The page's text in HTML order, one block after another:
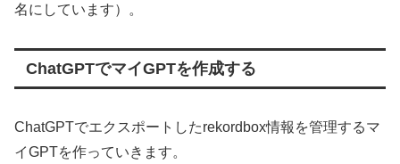
名にしています）。
ChatGPTでマイGPTを作成する
ChatGPTでエクスポートしたrekordbox情報を管理するマ
イGPTを作っていきます。